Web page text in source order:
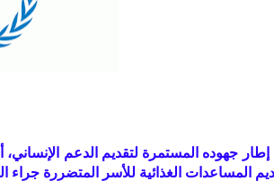
المساعدات الغذائية للأسر المتضررة